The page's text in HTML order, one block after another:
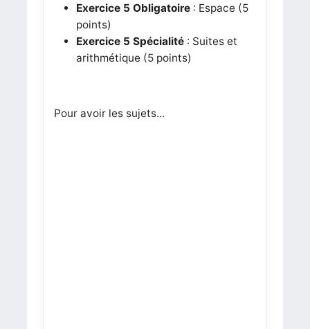
Exercice 5 Obligatoire : Espace (5
points)
Exercice 5 Spécialité : Suites et
arithmétique (5 points)
Pour avoir les sujets...